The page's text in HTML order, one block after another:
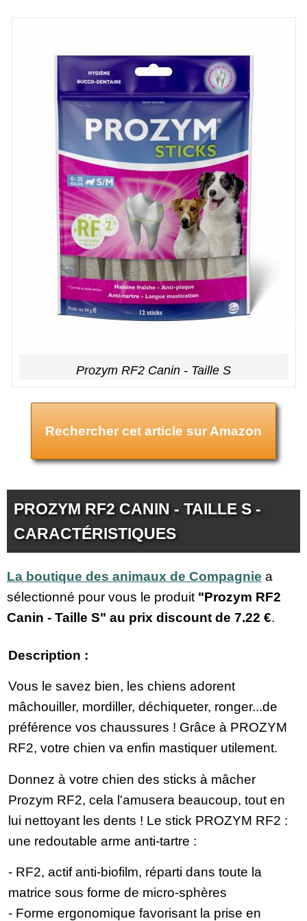
Prozym RF2 Canin - Taille S
Rechercher cet article sur Amazon
PROZYM RF2 CANIN - TAILLE S -
CARACTÉRISTIQUES
La boutique des animaux de Compagnie a
sélectionné pour vous le produit "Prozym RF2
Canin - Taille S" au prix discount de 7.22 €.
Description :
Vous le savez bien, les chiens adorent
mâchouiller, mordiller, déchiqueter, ronger...de
préférence vos chaussures ! Grâce à PROZYM
RF2, votre chien va enfin mastiquer utilement.
Donnez à votre chien des sticks à mâcher
Prozym RF2, cela l'amusera beaucoup, tout en
lui nettoyant les dents ! Le stick PROZYM RF2 :
une redoutable arme anti-tartre :
- RF2, actif anti-biofilm, réparti dans toute la
matrice sous forme de micro-sphères
- Forme ergonomique favorisant la prise en